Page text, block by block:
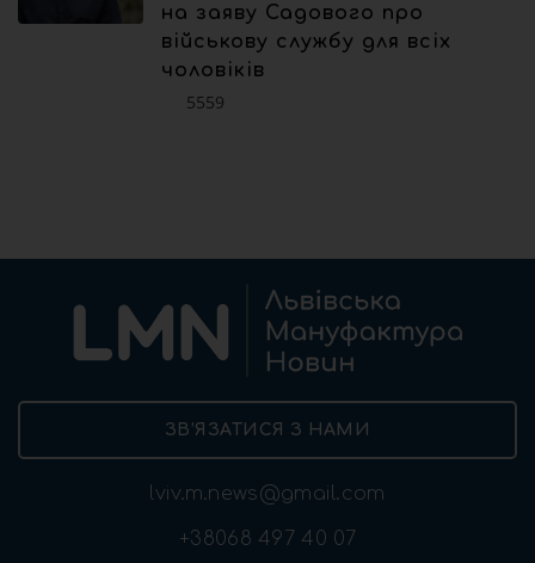
на заяву Садового про
військову службу для всіх
чоловіків
5559
ЗВ’ЯЗАТИСЯ З НАМИ
lviv.m.news@gmail.com
+38068 497 40 07